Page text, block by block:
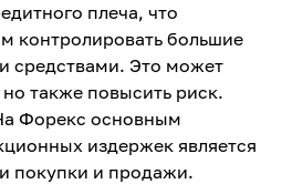
плеча, что
контролировать большие
средствами. Это может
также повысить риск.
Форекс основным
издержек является
покупки и продажи.